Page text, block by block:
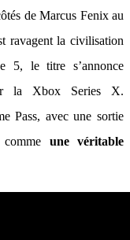
de Marcus Fenix au
ravagent la civilisation
5, le titre s’annonce
la Xbox Series X.
Pass, avec une sortie
une véritable